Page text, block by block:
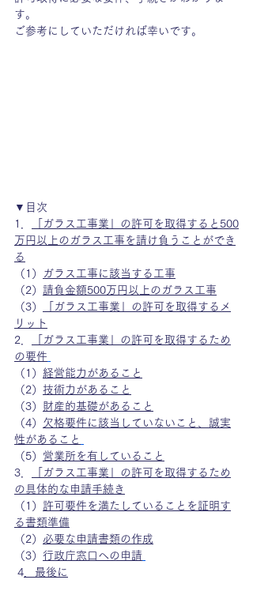
す。
ご参考にしていただければ幸いです。
▼目次
1．
「ガラス工事業」の許可を取得すると500
万円以上のガラス工事を請け負うことができ
る
（1）
ガラス工事に該当する工事
（2） 請負金額500万円以上のガラス工事
（3）
「ガラス工事業」の許可を取得するメ
リット
2．
「ガラス工事業」の許可を取得するため
の要件
（1） 経営能力があること
（2） 技術力があること
（3） 財産的基礎があること
（4） 欠格要件に該当していないこと、誠実
性があること
（5） 営業所を有していること
3．
「ガラス工事業」の許可を取得するため
の具体的な申請手続き
（1） 許可要件を満たしていることを証明す
る書類準備
（2） 必要な申請書類の作成
（3） 行政庁窓口への申請
4
最後に